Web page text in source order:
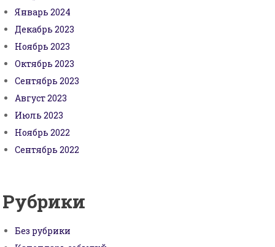
Январь 2024
Декабрь 2023
Ноябрь 2023
Октябрь 2023
Сентябрь 2023
Август 2023
Июль 2023
Ноябрь 2022
Сентябрь 2022
Рубрики
Без рубрики